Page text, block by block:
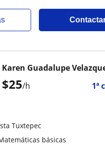
$25/h 1ª
Karen Guadalupe
Tuxtepec
básicas